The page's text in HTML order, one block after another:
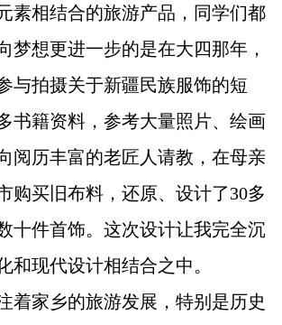
素相结合的旅游产品，同学们都
梦想更进一步的是在大四那年，
与拍摄关于新疆民族服饰的短
书籍资料，参考大量照片、绘画
阅历丰富的老匠人请教，在母亲
购买旧布料，还原、设计了30多
十件首饰。这次设计让我完全沉
和现代设计相结合之中。
家乡的旅游发展，特别是历史